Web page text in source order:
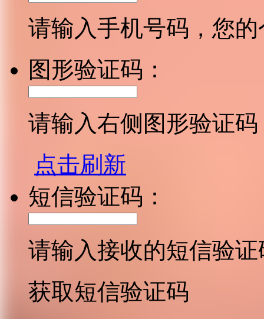
请输入手机号码，您
图形验证码：
请输入右侧图形验证码
点击刷新
短信验证码：
请输入接收的短信验证
获取短信验证码